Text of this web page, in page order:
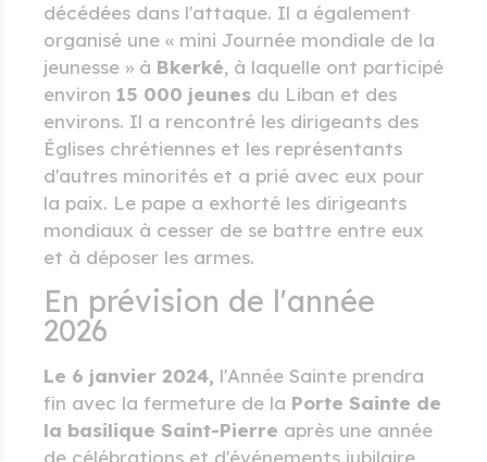
décédées dans l'attaque. Il a également
organisé une « mini Journée mondiale de la
jeunesse » à Bkerké, à laquelle ont participé
environ 15 000 jeunes du Liban et des
environs. Il a rencontré les dirigeants des
Églises chrétiennes et les représentants
d'autres minorités et a prié avec eux pour
la paix. Le pape a exhorté les dirigeants
mondiaux à cesser de se battre entre eux
et à déposer les armes.
En prévision de l'année
2026
Le 6 janvier 2024, l'Année Sainte prendra
fin avec la fermeture de la Porte Sainte de
la basilique Saint-Pierre après une année